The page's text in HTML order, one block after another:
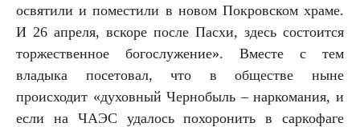
освятили и поместили в новом Покровском храме.
И 26 апреля, вскоре после Пасхи, здесь состоится
торжественное богослужение». Вместе с тем
владыка посетовал, что в обществе ныне
происходит «духовный Чернобыль – наркомания, и
если на ЧАЭС удалось похоронить в саркофаге